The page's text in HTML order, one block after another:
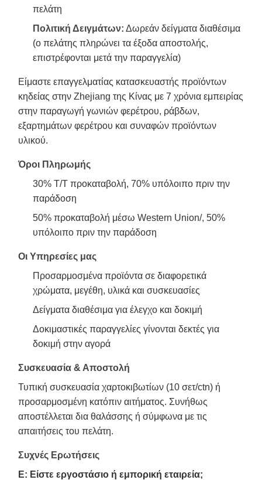
πελάτη
Πολιτική Δειγμάτων: Δωρεάν δείγματα διαθέσιμα
(ο πελάτης πληρώνει τα έξοδα αποστολής,
επιστρέφονται μετά την παραγγελία)
Είμαστε επαγγελματίας κατασκευαστής προϊόντων
κηδείας στην Zhejiang της Κίνας με 7 χρόνια εμπειρίας
στην παραγωγή γωνιών φερέτρου, ράβδων,
εξαρτημάτων φερέτρου και συναφών προϊόντων
υλικού.
Όροι Πληρωμής
30% T/T προκαταβολή, 70% υπόλοιπο πριν την
παράδοση
50% προκαταβολή μέσω Western Union/, 50%
υπόλοιπο πριν την παράδοση
Οι Υπηρεσίες μας
Προσαρμοσμένα προϊόντα σε διαφορετικά
χρώματα, μεγέθη, υλικά και συσκευασίες
Δείγματα διαθέσιμα για έλεγχο και δοκιμή
Δοκιμαστικές παραγγελίες γίνονται δεκτές για
δοκιμή στην αγορά
Συσκευασία & Αποστολή
Τυπική συσκευασία χαρτοκιβωτίων (10 σετ/ctn) ή
προσαρμοσμένη κατόπιν αιτήματος. Συνήθως
αποστέλλεται δια θαλάσσης ή σύμφωνα με τις
απαιτήσεις του πελάτη.
Συχνές Ερωτήσεις
Ε: Είστε εργοστάσιο ή εμπορική εταιρεία;